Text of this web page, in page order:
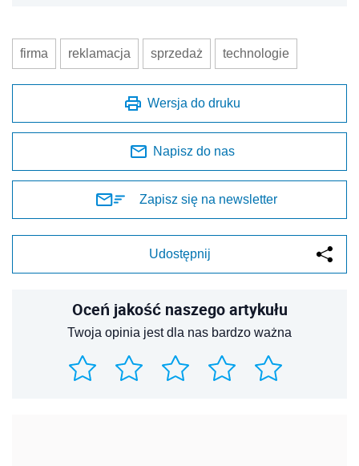
firma reklamacja sprzedaż technologie
Wersja do druku
Napisz do nas
Zapisz się na newsletter
Udostępnij
Oceń jakość naszego artykułu
Twoja opinia jest dla nas bardzo ważna